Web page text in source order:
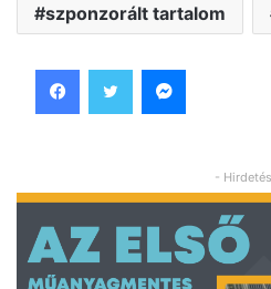
szponzorált tartalom
-